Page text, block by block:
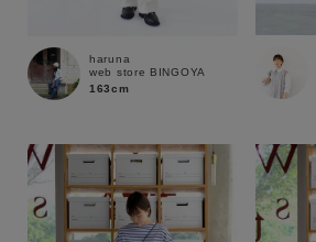
キーワード
MENS LADIES
haruna
web store BINGOYA
163cm